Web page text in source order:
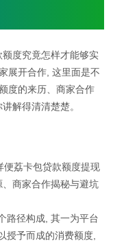
度究竟怎样才能够实
展开合作, 这里面是不
度的来历、商家合作
解得清清楚楚。
路径构成, 其一为平台
授予而成的消费额度,